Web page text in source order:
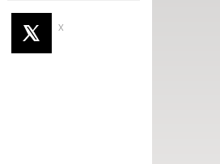
X